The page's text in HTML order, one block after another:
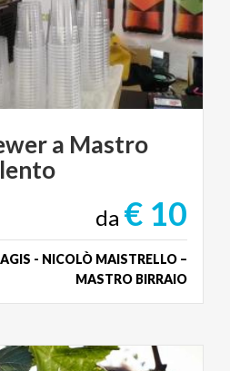
a Mastro
da € 10
- NICOLÒ MAISTRELLO –
MASTRO BIRRAIO